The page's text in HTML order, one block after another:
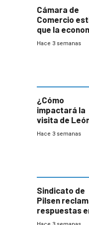
Cámara de
Comercio
que la
crecerá 1,6%
Hace 3 semanas
¿Cómo
impactará la
visita de
XIV a
Hace 3 semanas
Sindicato de
Pilsen
respuestas
medio de